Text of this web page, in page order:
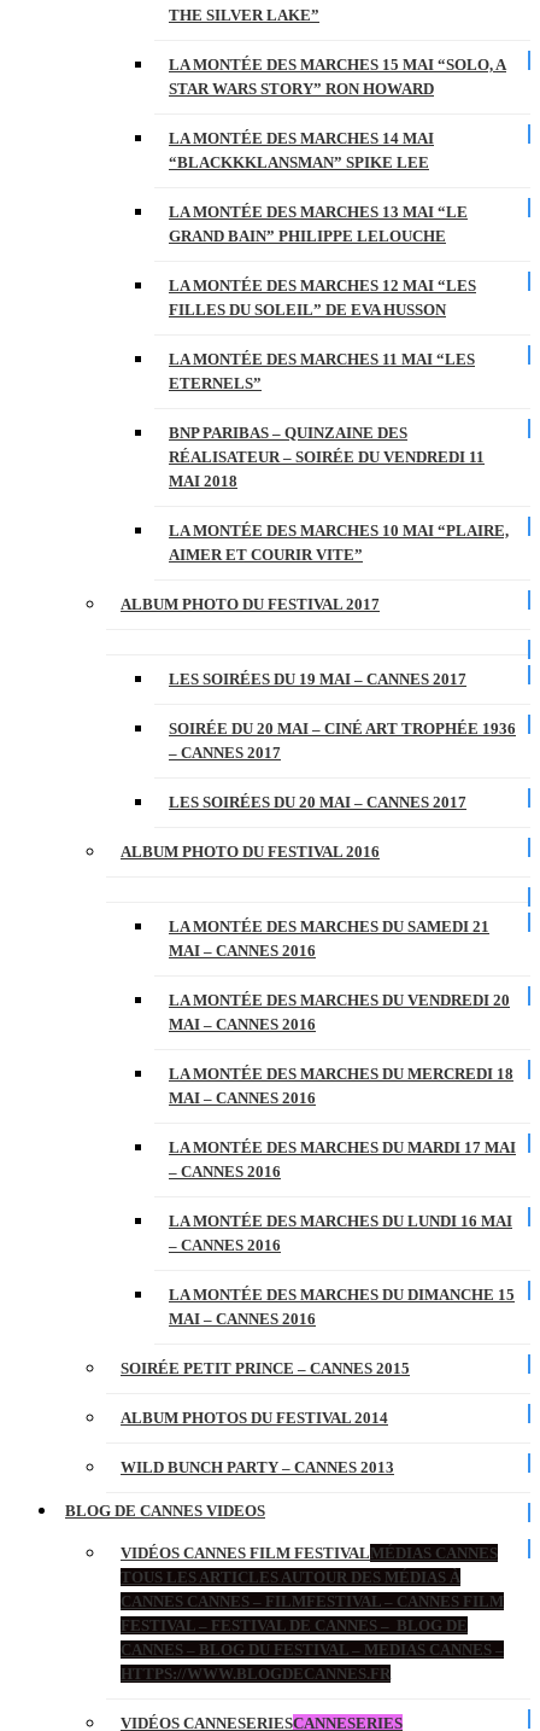
THE SILVER LAKE”
LA MONTÉE DES MARCHES 15 MAI “SOLO, A
STAR WARS STORY” RON HOWARD
LA MONTÉE DES MARCHES 14 MAI
“BLACKKKLANSMAN” SPIKE LEE
LA MONTÉE DES MARCHES 13 MAI “LE
GRAND BAIN” PHILIPPE LELOUCHE
LA MONTÉE DES MARCHES 12 MAI “LES
FILLES DU SOLEIL” DE EVA HUSSON
LA MONTÉE DES MARCHES 11 MAI “LES
ETERNELS”
BNP PARIBAS – QUINZAINE DES
RÉALISATEUR – SOIRÉE DU VENDREDI 11
MAI 2018
LA MONTÉE DES MARCHES 10 MAI “PLAIRE,
AIMER ET COURIR VITE”
ALBUM PHOTO DU FESTIVAL 2017
LES SOIRÉES DU 19 MAI – CANNES 2017
SOIRÉE DU 20 MAI – CINÉ ART TROPHÉE 1936
– CANNES 2017
LES SOIRÉES DU 20 MAI – CANNES 2017
ALBUM PHOTO DU FESTIVAL 2016
LA MONTÉE DES MARCHES DU SAMEDI 21
MAI – CANNES 2016
LA MONTÉE DES MARCHES DU VENDREDI 20
MAI – CANNES 2016
LA MONTÉE DES MARCHES DU MERCREDI 18
MAI – CANNES 2016
LA MONTÉE DES MARCHES DU MARDI 17 MAI
– CANNES 2016
LA MONTÉE DES MARCHES DU LUNDI 16 MAI
– CANNES 2016
LA MONTÉE DES MARCHES DU DIMANCHE 15
MAI – CANNES 2016
SOIRÉE PETIT PRINCE – CANNES 2015
ALBUM PHOTOS DU FESTIVAL 2014
WILD BUNCH PARTY – CANNES 2013
BLOG DE CANNES VIDEOS
VIDÉOS CANNES FILM FESTIVALMÉDIAS CANNES
TOUS LES ARTICLES AUTOUR DES MÉDIAS À
CANNES CANNES – FILMFESTIVAL – CANNES FILM
FESTIVAL – FESTIVAL DE CANNES – BLOG DE
CANNES – BLOG DU FESTIVAL – MEDIAS CANNES –
HTTPS://WWW.BLOGDECANNES.FR
VIDÉOS CANNESERIESCANNESERIES